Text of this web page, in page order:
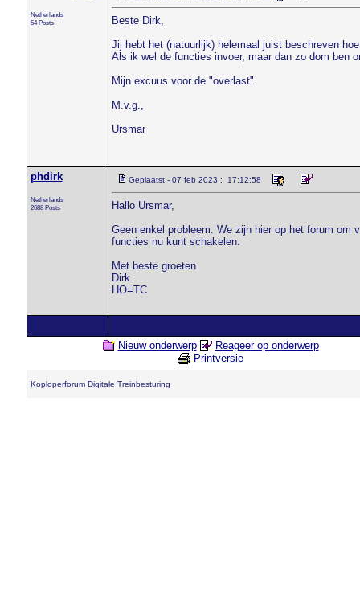
Netherlands
54 Posts
Beste Dirk,
Jij hebt het (natuurlijk) helemaal juist beschreven
Als ik wel de functies invoer, maar dan zo dom ben
Mijn excuus voor de "overlast".
M.v.g.,
Ursmar
phdirk
Netherlands
2688 Posts
Geplaatst - 07 feb 2023 : 17:12:58
Hallo Ursmar,
Geen enkel probleem. We zijn hier op het forum om
functies nu kunt schakelen.
Met beste groeten
Dirk
HO=TC
Nieuw onderwerp
Reageer op onderwerp
Printversie
Koploperforum Digitale Treinbesturing